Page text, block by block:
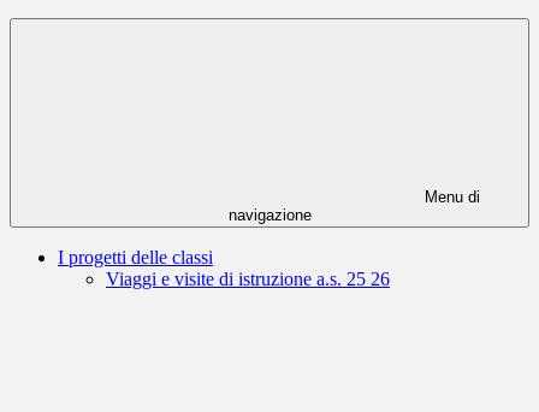
Menu di
navigazione
I progetti delle classi
Viaggi e visite di istruzione a.s. 25 26